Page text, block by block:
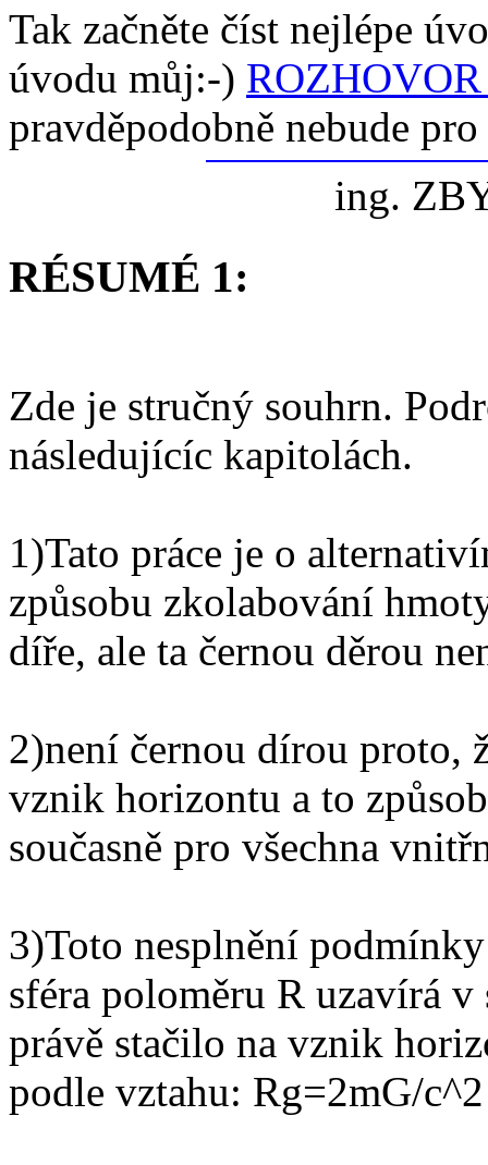
Tak začněte číst nejlépe
úvodu můj:-)
pravděpodobně nebude
ing.
RÉSUMÉ 1:
Zde je stručný souhrn.
následujícíc kapitolách.
1)Tato práce je o
způsobu zkolabování
díře, ale ta černou děrou
2)není černou dírou proto,
vznik horizontu a to
současně pro všechna
3)Toto nesplnění
sféra poloměru R uzavírá v
právě stačilo na vznik
podle vztahu: Rg=2mG/